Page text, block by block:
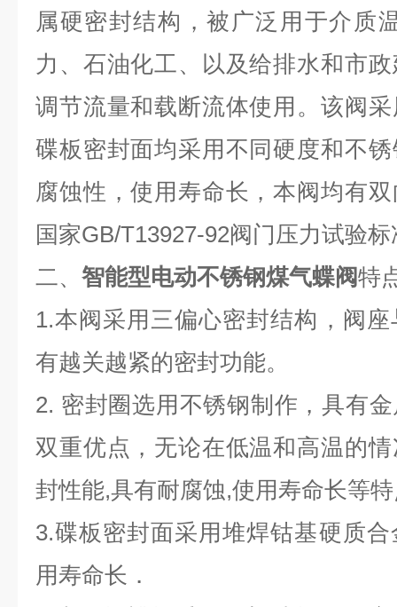
属硬密封结构，被广泛用于介质
力、石油化工、以及给排水和市
调节流量和载断流体使用。该阀
碟板密封面均采用不同硬度和不
腐蚀性，使用寿命长，本阀均有
国家GB/T13927-92阀门压力试验
二、 智能型电动不锈钢煤气蝶阀特
1.本阀采用三偏心密封结构，阀
有越关越紧的密封功能。
2. 密封圈选用不锈钢制作，具有
双重优点，无论在低温和高温的
封性能,具有耐腐蚀,使用寿命长等
3.碟板密封面采用堆焊钴基硬质
用寿命长．